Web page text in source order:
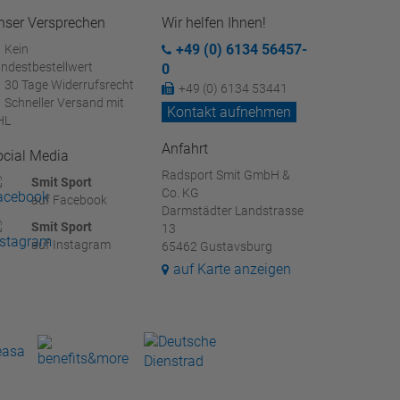
Versprechen
Kein
30 Tage Widerrufsrecht
Schneller Versand mit
Media
Smit Sport
auf Facebook
Smit Sport
auf Instagram
Wir helfen Ihnen!
+49 (0) 6134 56457-
0
+49 (0) 6134 53441
Kontakt aufnehmen
Anfahrt
Radsport Smit GmbH &
Co. KG
Darmstädter Landstrasse
13
65462 Gustavsburg
auf Karte anzeigen